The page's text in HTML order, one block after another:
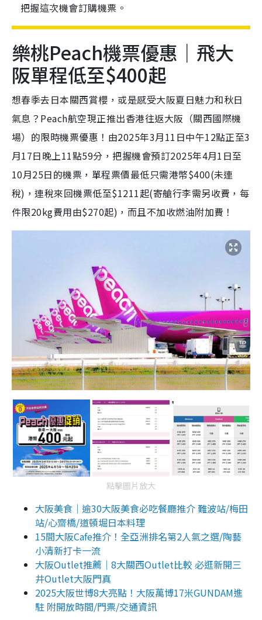
把握這次機會訂購機票。
樂桃Peach機票優惠｜飛大
阪單程低至$400起
想春季去日本關西賞櫻，或是感受大阪夏日魅力和秋日
氣息？Peach航空現正推出香港往返大阪（關西國際機
場）的限時機票優惠！由2025年3月11日中午12點正至3
月17日晚上11點59分，把握機會預訂2025年4月1日至
10月25日的機票，單程票價最低只需港幣$400(未連
稅)，連稅來回機票低至$1211起(寄艙行李需另收費，每
件限20kg費用由$270起)，而且不加收燃油附加費！
點擊圖片放大
大阪美食｜逾30大阪美食必吃餐廳推介 難波站/梅田
站/心齋橋/道頓堀日本料理
15間大阪Cafe推介！全亞洲排名第2人氣之選/陶藝
小清新打卡一流
大阪Outlet推薦｜8大關西Outlet比較 必逛新開三
井Outlet大阪門真
2025大阪世博8大亮點！大阪萬博17米GUNDAM進
駐 附開放時間/門票/交通資訊